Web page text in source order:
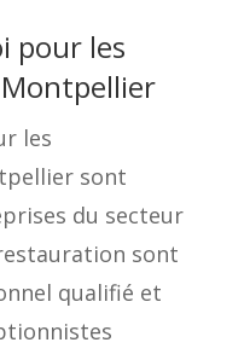
pour les
les
sont
du secteur
sont
qualifié et